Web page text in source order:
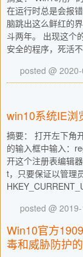
在运行时总是会报
脑跳出这么鲜红的
斗两年。 出现这个
安全的程序，死活
posted @
win10系统IE浏
摘要： 打开左下角
的输入框中输入：
开这个注册表编辑
t，只要保证以管理
posted @
Win10官方
毒和威胁防护